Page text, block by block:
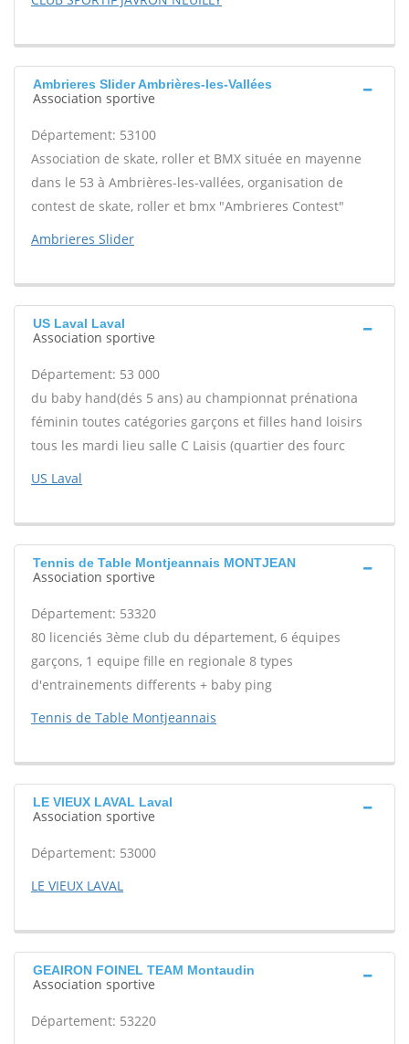
Ambrieres Slider Ambrières-les-Vallées
Association sportive
Département: 53100
Association de skate, roller et BMX située en mayenne
dans le 53 à Ambrières-les-vallées, organisation de
contest de skate, roller et bmx "Ambrieres Contest"
Ambrieres Slider
US Laval Laval
Association sportive
Département: 53 000
du baby hand(dés 5 ans) au championnat prénationa
féminin toutes catégories garçons et filles hand loisirs
tous les mardi lieu salle C Laisis (quartier des fourc
US Laval
Tennis de Table Montjeannais MONTJEAN
Association sportive
Département: 53320
80 licenciés 3ème club du département, 6 équipes
garçons, 1 equipe fille en regionale 8 types
d'entrainements differents + baby ping
Tennis de Table Montjeannais
LE VIEUX LAVAL Laval
Association sportive
Département: 53000
LE VIEUX LAVAL
GEAIRON FOINEL TEAM Montaudin
Association sportive
Département: 53220